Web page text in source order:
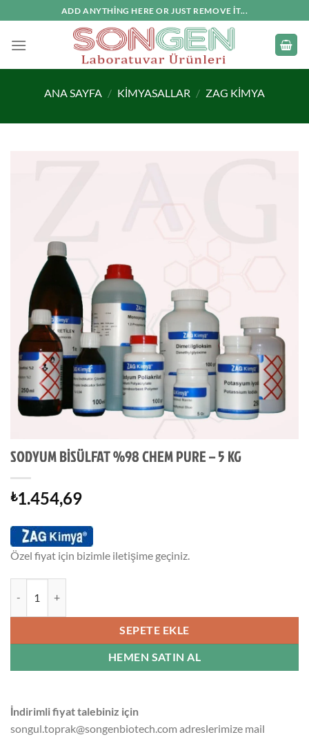
atla
ADD ANYTHING HERE OR JUST REMOVE IT...
ANA SAYFA / KIMYASALLAR / ZAG KIMYA
SODYUM BİSÜLFAT %98 CHEM PURE – 5 KG
₺1.454,69
Özel fiyat için bizimle iletişime geçiniz.
SEPETE EKLE
HEMEN SATIN AL
İndirimli fiyat talebiniz için
songul.toprak@songenbiotech.com adreslerimize mail